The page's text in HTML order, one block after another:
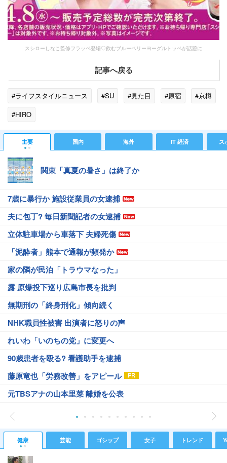
スシローしなこ監修フラッペ登場♡飲むブルーベリーヨーグルトッペが話題に
記事へ戻る
#ライフスタイルニュース #SU #見た目 #原宿
#京樽
#HIRO
主要 国内 海外 IT 経済 ス
関東「真夏の暑さ」は終了か
7歳に暴行か 施設従業員の女逮捕
夫に包丁? 毎日新聞記者の女逮捕
立体駐車場から車落下 夫婦死傷
「泥酔者」熊本で通報が頻発か
家の隣が民泊「トラウマなった」
露 原爆投下巡り広島市長を批判
無期刑の「終身刑化」傾向続く
NHK職員性被害 出演者に怒りの声
れいわ「いのちの党」に変更へ
90歳患者を殴る? 看護助手を逮捕
藤原竜也「労務改善」をアピール
元TBSアナの山本里菜 離婚を公表
健康 芸能 ゴシップ 女子 トレンド